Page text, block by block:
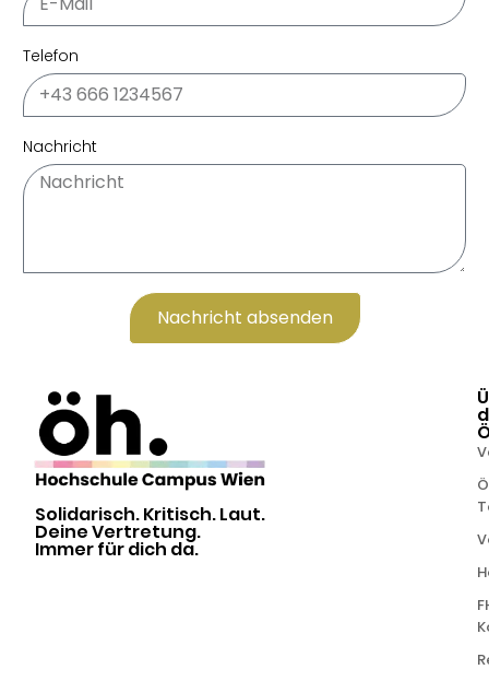
Telefon
Nachricht
Nachricht absenden
Solidarisch. Kritisch. Laut.
Deine Vertretung.
Immer für dich da.